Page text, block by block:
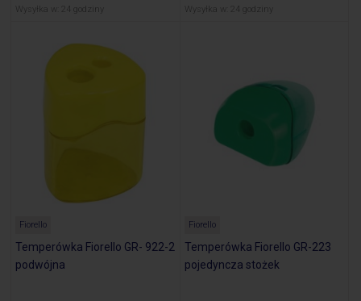
Wysyłka w:
24 godziny
Wysyłka w:
24 godziny
Fiorello
Temperówka Fiorello GR- 922-2
podwójna
Fiorello
Temperówka Fiorello GR-223
pojedyncza stożek